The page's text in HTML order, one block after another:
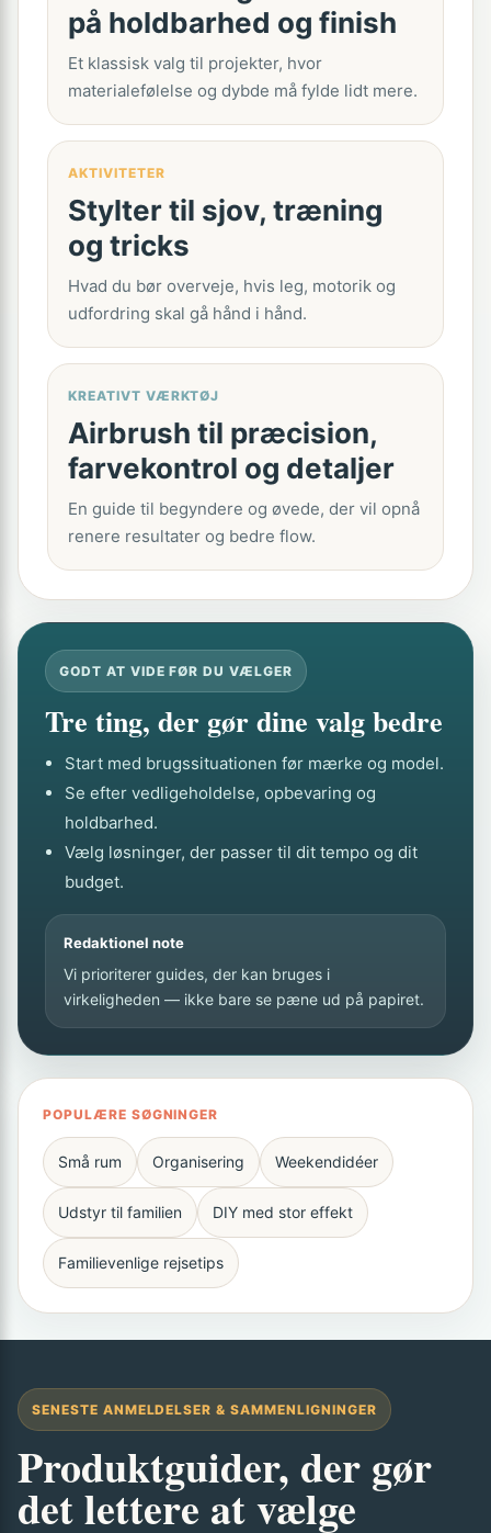
på holdbarhed og finish
Et klassisk valg til projekter, hvor
materialefølelse og dybde må fylde lidt mere.
AKTIVITETER
Stylter til sjov, træning
og tricks
Hvad du bør overveje, hvis leg, motorik og
udfordring skal gå hånd i hånd.
KREATIVT VÆRKTØJ
Airbrush til præcision,
farvekontrol og detaljer
En guide til begyndere og øvede, der vil opnå
renere resultater og bedre flow.
GODT AT VIDE FØR DU VÆLGER
Tre ting, der gør dine valg bedre
Start med brugssituationen før mærke og model.
Se efter vedligeholdelse, opbevaring og
holdbarhed.
Vælg løsninger, der passer til dit tempo og dit
budget.
Redaktionel note
Vi prioriterer guides, der kan bruges i
virkeligheden — ikke bare se pæne ud på papiret.
POPULÆRE SØGNINGER
Små rum Organisering Weekendidéer
Udstyr til familien DIY med stor effekt
Familievenlige rejsetips
SENESTE ANMELDELSER & SAMMENLIGNINGER
Produktguider, der gør
det lettere at vælge